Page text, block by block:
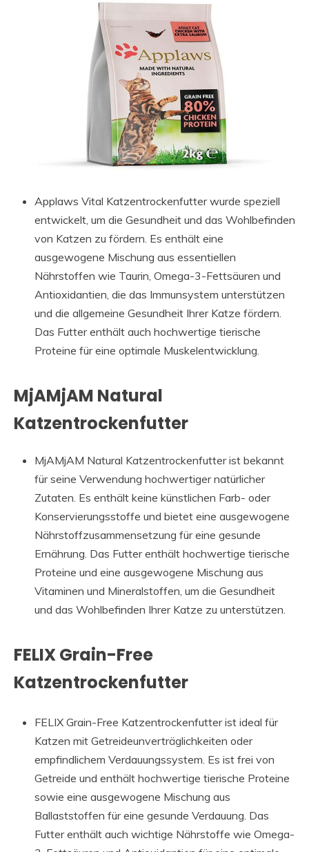
Applaws Vital Katzentrockenfutter wurde speziell
entwickelt, um die Gesundheit und das Wohlbefinden
von Katzen zu fördern. Es enthält eine
ausgewogene Mischung aus essentiellen
Nährstoffen wie Taurin, Omega-3-Fettsäuren und
Antioxidantien, die das Immunsystem unterstützen
und die allgemeine Gesundheit Ihrer Katze fördern.
Das Futter enthält auch hochwertige tierische
Proteine für eine optimale Muskelentwicklung.
MjAMjAM Natural
Katzentrockenfutter
MjAMjAM Natural Katzentrockenfutter ist bekannt
für seine Verwendung hochwertiger natürlicher
Zutaten. Es enthält keine künstlichen Farb- oder
Konservierungsstoffe und bietet eine ausgewogene
Nährstoffzusammensetzung für eine gesunde
Ernährung. Das Futter enthält hochwertige tierische
Proteine und eine ausgewogene Mischung aus
Vitaminen und Mineralstoffen, um die Gesundheit
und das Wohlbefinden Ihrer Katze zu unterstützen.
FELIX Grain-Free
Katzentrockenfutter
FELIX Grain-Free Katzentrockenfutter ist ideal für
Katzen mit Getreideunverträglichkeiten oder
empfindlichem Verdauungssystem. Es ist frei von
Getreide und enthält hochwertige tierische Proteine
sowie eine ausgewogene Mischung aus
Ballaststoffen für eine gesunde Verdauung. Das
Futter enthält auch wichtige Nährstoffe wie Omega-